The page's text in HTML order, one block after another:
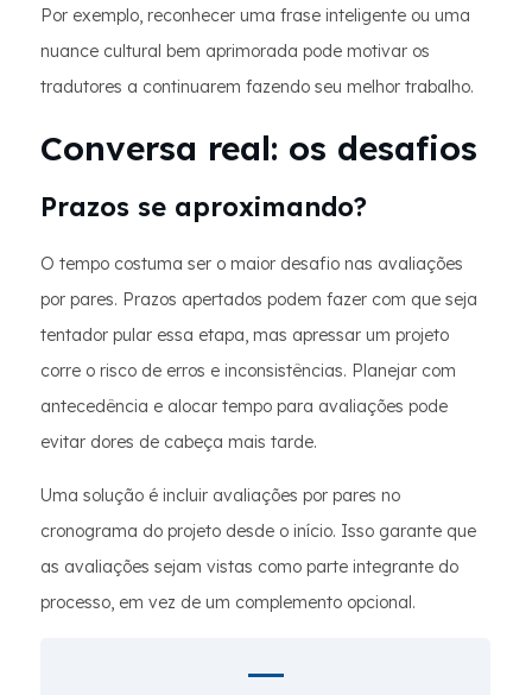
Por exemplo, reconhecer uma frase inteligente ou uma
nuance cultural bem aprimorada pode motivar os
tradutores a continuarem fazendo seu melhor trabalho.
Conversa real: os desafios
Prazos se aproximando?
O tempo costuma ser o maior desafio nas avaliações
por pares. Prazos apertados podem fazer com que seja
tentador pular essa etapa, mas apressar um projeto
corre o risco de erros e inconsistências. Planejar com
antecedência e alocar tempo para avaliações pode
evitar dores de cabeça mais tarde.
Uma solução é incluir avaliações por pares no
cronograma do projeto desde o início. Isso garante que
as avaliações sejam vistas como parte integrante do
processo, em vez de um complemento opcional.